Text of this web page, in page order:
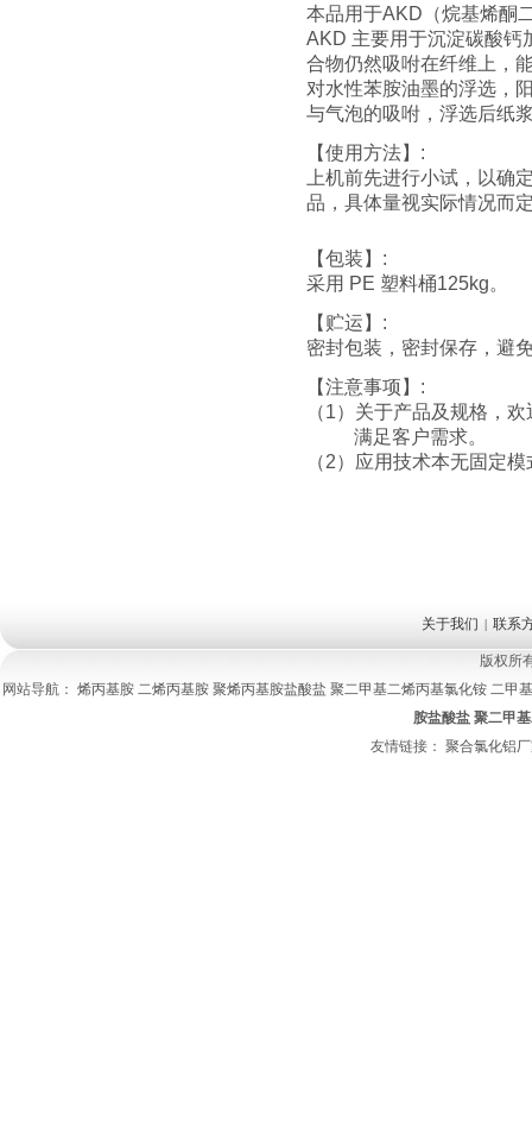
本品用于AKD（烷基烯酮
AKD 主要用于沉淀碳酸钙
合物仍然吸咐在纤维上，
对水性苯胺油墨的浮选，
与气泡的吸咐，浮选后纸
【使用方法】:
上机前先进行小试，以确
品，具体量视实际情况而
【包装】:
采用 PE 塑料桶125kg。
【贮运】:
密封包装，密封保存，避
【注意事项】:
（1）关于产品及规格，
满足客户需求。
（2）应用技术本无固定
关于我们 | 联系
版权所
网站导航： 烯丙基胺 二烯丙基胺 聚烯丙基胺盐酸盐 聚二甲基二烯丙基氯化铵 二甲
胺盐酸盐 聚二甲
友情链接： 聚合氯化铝